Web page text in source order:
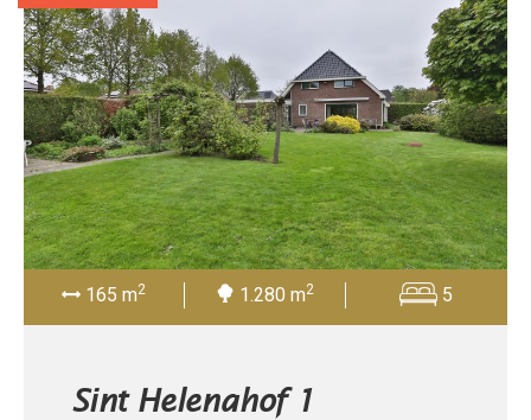
165 m2 1.280 m2 5
Sint Helenahof 1